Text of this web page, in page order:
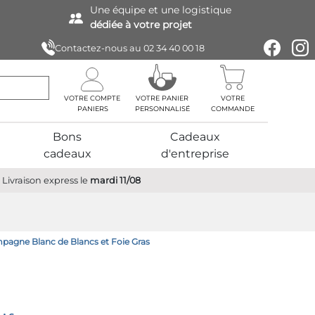
Une équipe et une logistique
dédiée à votre projet
Contactez-nous au 02 34 40 00 18
VOTRE COMPTE
VOTRE PANIER
PERSONNALISÉ
VOTRE
COMMANDE
Bons
cadeaux
Cadeaux
d'entreprise
Livraison expressle mardi 11/08
Blanc de Blancs et Foie Gras